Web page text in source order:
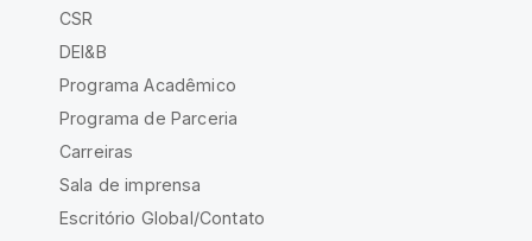
CSR
DEI&B
Programa Acadêmico
Programa de Parceria
Carreiras
Sala de imprensa
Escritório Global/Contato